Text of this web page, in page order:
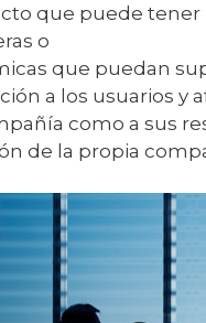
que puede tener
o
que puedan
a los usuarios y
como a sus
de la propia